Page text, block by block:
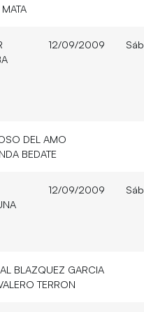
12/09/2009
DEL AMO
BEDATE
12/09/2009
BLAZQUEZ GARCIA
TERRON